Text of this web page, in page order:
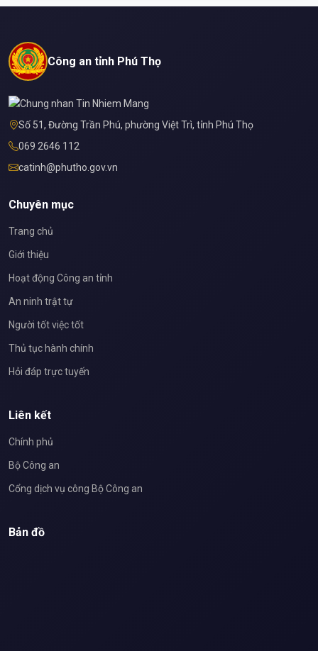
Công an tỉnh Phú Thọ
Số 51, Đường Trần Phú, phường Việt Trì, tỉnh Phú Thọ
069 2646 112
catinh@phutho.gov.vn
Chuyên mục
Trang chủ
Giới thiệu
Hoạt động Công an tỉnh
An ninh trật tự
Người tốt việc tốt
Thủ tục hành chính
Hỏi đáp trực tuyến
Liên kết
Chính phủ
Bộ Công an
Cổng dịch vụ công Bộ Công an
Bản đồ